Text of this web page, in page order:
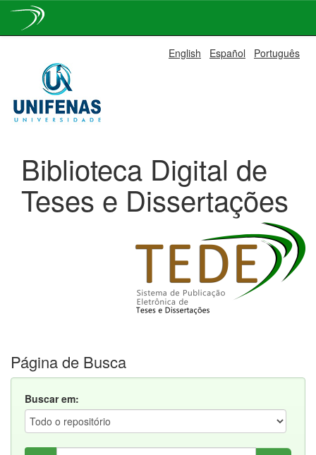
navigation
English Español Português
Biblioteca Digital de
Teses e Dissertações
Página de Busca
Buscar em: